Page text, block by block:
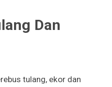
Dan
tulang, ekor dan